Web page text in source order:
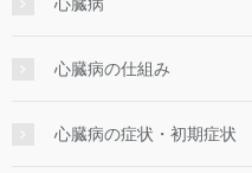
心臓病の仕組み
心臓病の症状・初期症状